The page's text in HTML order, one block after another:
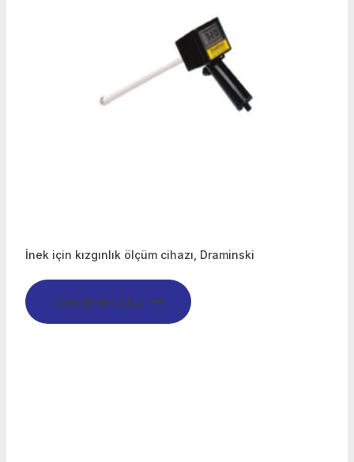
İnek için kızgınlık ölçüm cihazı, Draminski
Devamını oku